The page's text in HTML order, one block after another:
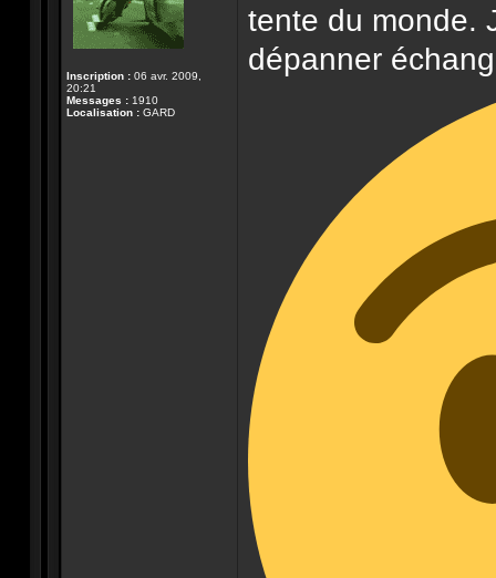
Inscription : 06 avr. 2009,
20:21
Messages : 1910
Localisation : GARD
tente du monde.
dépanner